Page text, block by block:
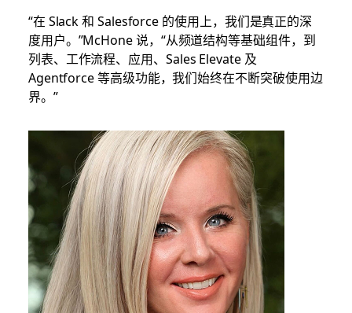
“在 Slack 和 Salesforce 的使用上，我们是真正的深
度用户。”McHone 说，“从频道结构等基础组件，到
列表、工作流程、应用、Sales Elevate 及
Agentforce 等高级功能，我们始终在不断突破使用边
界。”